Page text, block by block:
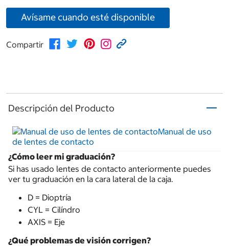
Avísame cuando esté disponible
Compartir
Descripción del Producto
Manual de uso
de lentes de contacto
¿Cómo leer mi graduación?
Si has usado lentes de contacto anteriormente puedes
ver tu graduación en la cara lateral de la caja.
D = Dioptría
CYL = Cilíndro
AXIS = Eje
¿Qué problemas de visión corrigen?